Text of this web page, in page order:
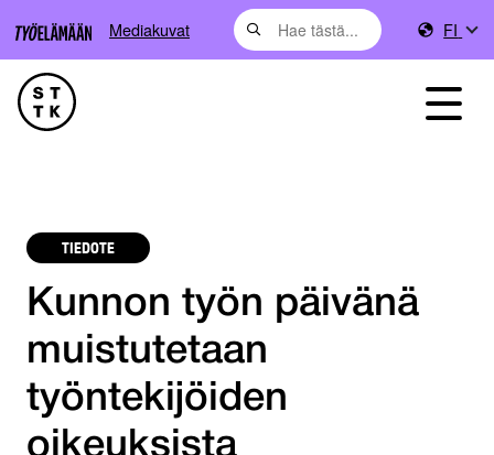
Mediakuvat FI
TIEDOTE
Kunnon työn päivänä
muistutetaan
työntekijöiden
oikeuksista